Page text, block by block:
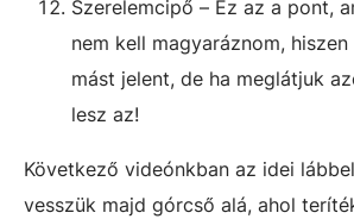
Szerelemcipő – Ez az a pont,
nem kell magyaráznom,
mást jelent, de ha meglátjuk
lesz az!
Következő videónkban az idei
vesszük majd górcső alá, ahol